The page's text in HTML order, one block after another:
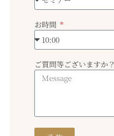
お時間
ご質問等ございますか？